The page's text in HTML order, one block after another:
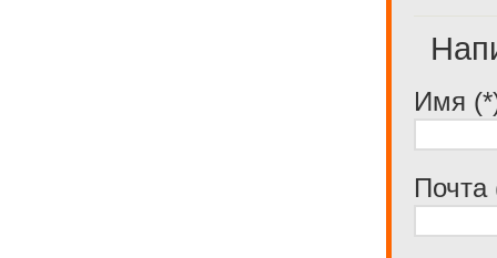
Имя
Почта